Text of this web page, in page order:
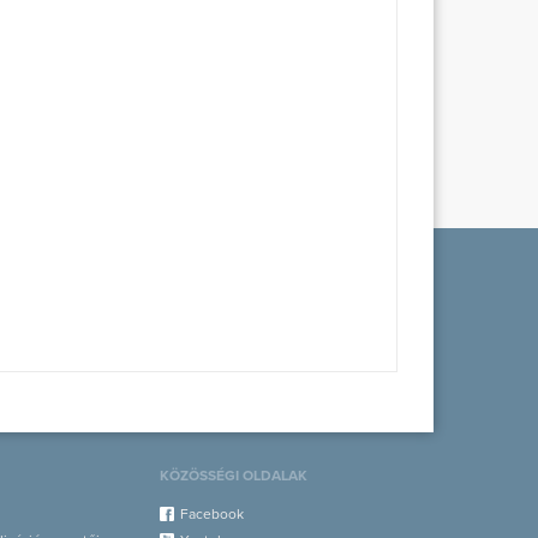
KÖZÖSSÉGI OLDALAK
Facebook